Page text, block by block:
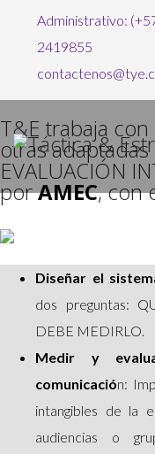
Administrativo:
2419855
T&E trabaja
otras adaptadas
EVALUACIÓN
porAMEC, con
Diseñar el
dos preguntas:
DEBE MEDIRLO.
Medir y
comunicación:
intangibles de la
audiencias o